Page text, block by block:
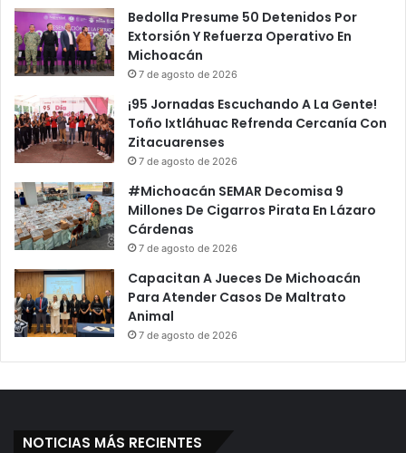
Bedolla Presume 50 Detenidos Por
Extorsión Y Refuerza Operativo En
Michoacán
7 de agosto de 2026
¡95 Jornadas Escuchando A La Gente!
Toño Ixtláhuac Refrenda Cercanía Con
Zitacuarenses
7 de agosto de 2026
#Michoacán SEMAR Decomisa 9
Millones De Cigarros Pirata En Lázaro
Cárdenas
7 de agosto de 2026
Capacitan A Jueces De Michoacán
Para Atender Casos De Maltrato
Animal
7 de agosto de 2026
NOTICIAS MÁS RECIENTES